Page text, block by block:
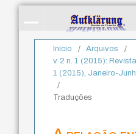
Início / Arquivos
/
v. 2 n. 1 (2015):
1 (2015), Janeiro-
/
Traduções